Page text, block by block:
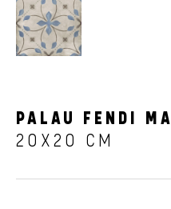
PALAU FENDI MA
20X20 CM